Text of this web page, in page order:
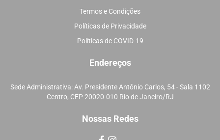
Termos e Condições
Políticas de Privacidade
Políticas de COVID-19
Endereços
Sede Administrativa: Av. Presidente Antônio Carlos, 54 - Sala 1102
Centro, CEP 20020-010 Rio de Janeiro/RJ
Nossas Redes